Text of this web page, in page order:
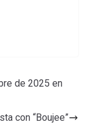
de 2025 en
con “Boujee”